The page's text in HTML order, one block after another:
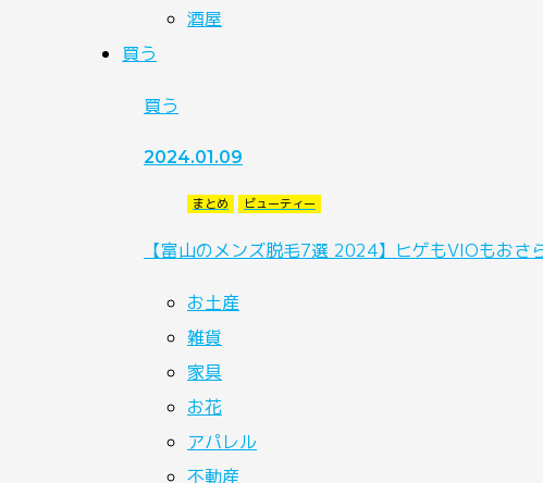
酒屋
買う
買う
2024.01.09
まとめ ビューティー
【富山のメンズ脱毛7選 2024】ヒゲもVIOもおさ
お土産
雑貨
家具
お花
アパレル
不動産